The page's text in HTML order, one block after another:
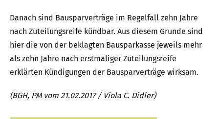
Danach sind Bausparverträge im Regelfall zehn Jahre
nach Zuteilungsreife kündbar. Aus diesem Grunde sind
hier die von der beklagten Bausparkasse jeweils mehr
als zehn Jahre nach erstmaliger Zuteilungsreife
erklärten Kündigungen der Bausparverträge wirksam.
(BGH, PM vom 21.02.2017 / Viola C. Didier)